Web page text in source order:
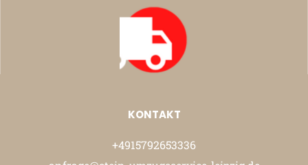
KONTAKT
+4915792653336